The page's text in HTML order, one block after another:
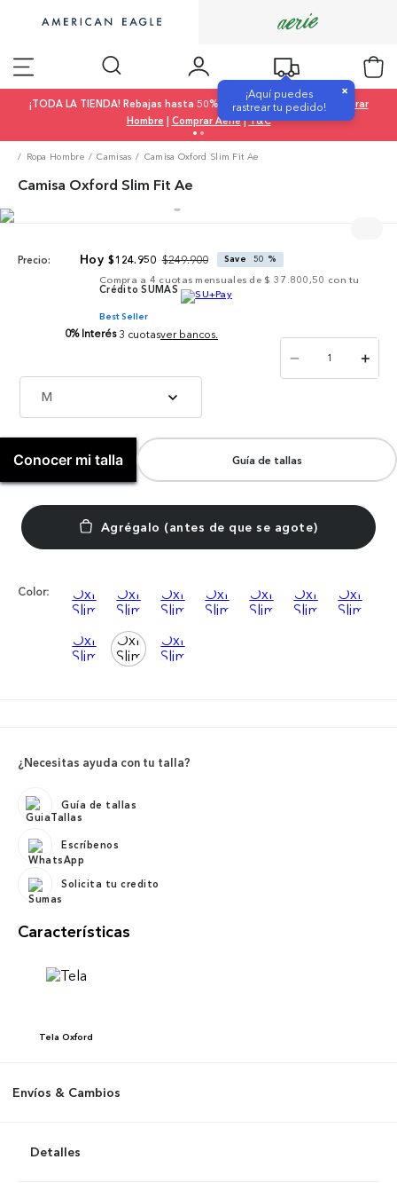
¡Aquí puedes
rastrear tu pedido!
×
¡TODA LA TIENDA! Rebajas hasta 50% OFF |Comprar Mujer|
Comprar
Hombre | Comprar Aerie|T&C
Ropa Hombre Camisas Camisa Oxford Slim Fit Ae
Camisa Oxford Slim Fit Ae
Precio: $124. 950 $249.900 Save 50 %
Compra a 4 cuotas mensuales de $ 37.800,50 con tu
Crédito SUMAS
Best Seller
0% Interés 3 cuotasver bancos.
M
＋
－
Conocer mi talla Guía de tallas
Color:
¿Necesitas ayuda con tu talla?
Guía de tallas
Escríbenos
Solicita tu credito
Características
Tela Oxford
Envíos & Cambios
Detalles